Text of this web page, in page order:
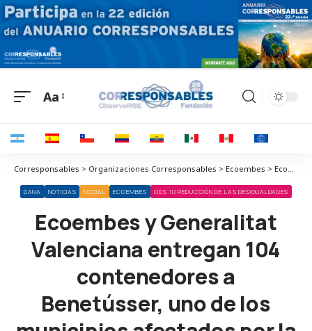
Aa
Corresponsables > Organizaciones Corresponsables > Ecoembes > Ecoembes y Generalitat Valenciana entregan 104 contenedores a Benetússer, uno de los municipios afectados por la DANA
DANA NOTICIAS SOCIAL ECOEMBES ODS 10 REDUCCIÓN DE LAS DESIGUALDADES
Ecoembes y Generalitat
Valenciana entregan 104
contenedores a
Benetússer, uno de los